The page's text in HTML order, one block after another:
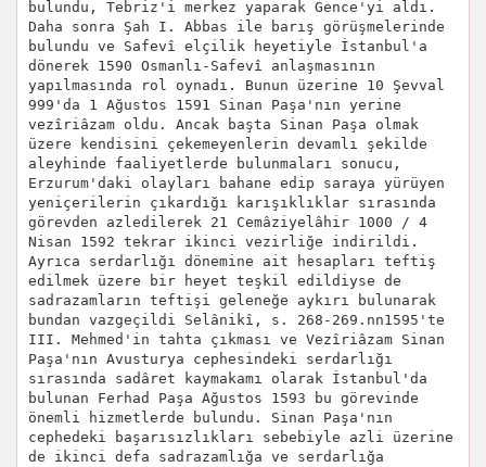
bulundu, Tebriz'i merkez yaparak Gence'yi aldı.
Daha sonra Şah I. Abbas ile barış görüşmelerinde
bulundu ve Safevî elçilik heyetiyle İstanbul'a
dönerek 1590 Osmanlı-Safevî anlaşmasının
yapılmasında rol oynadı. Bunun üzerine 10 Şevval
999'da 1 Ağustos 1591 Sinan Paşa'nın yerine
vezîriâzam oldu. Ancak başta Sinan Paşa olmak
üzere kendisini çekemeyenlerin devamlı şekilde
aleyhinde faaliyetlerde bulunmaları sonucu,
Erzurum'daki olayları bahane edip saraya yürüyen
yeniçerilerin çıkardığı karışıklıklar sırasında
görevden azledilerek 21 Cemâziyelâhir 1000 / 4
Nisan 1592 tekrar ikinci vezirliğe indirildi.
Ayrıca serdarlığı dönemine ait hesapları teftiş
edilmek üzere bir heyet teşkil edildiyse de
sadrazamların teftişi geleneğe aykırı bulunarak
bundan vazgeçildi Selânikî, s. 268-269.nn1595'te
III. Mehmed'in tahta çıkması ve Vezîriâzam Sinan
Paşa'nın Avusturya cephesindeki serdarlığı
sırasında sadâret kaymakamı olarak İstanbul'da
bulunan Ferhad Paşa Ağustos 1593 bu görevinde
önemli hizmetlerde bulundu. Sinan Paşa'nın
cephedeki başarısızlıkları sebebiyle azli üzerine
de ikinci defa sadrazamlığa ve serdarlığa